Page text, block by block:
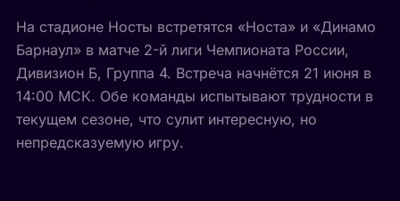
На стадионе Носты встретятся «Носта» и «Динамо
Барнаул» в матче 2-й лиги Чемпионата России,
Дивизион Б, Группа 4. Встреча начнётся 21 июня в
14:00 МСК. Обе команды испытывают трудности в
текущем сезоне, что сулит интересную, но
непредсказуемую игру.